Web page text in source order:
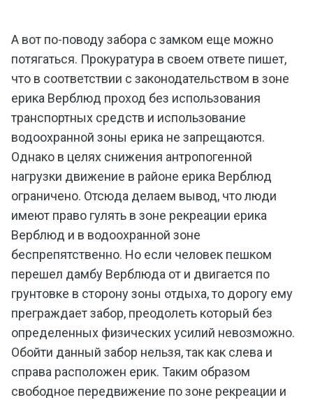
А вот по-поводу забора с замком еще можно
потягаться. Прокуратура в своем ответе пишет,
что в соответствии с законодательством в зоне
ерика Верблюд проход без использования
транспортных средств и использование
водоохранной зоны ерика не запрещаются.
Однако в целях снижения антропогенной
нагрузки движение в районе ерика Верблюд
ограничено. Отсюда делаем вывод, что люди
имеют право гулять в зоне рекреации ерика
Верблюд и в водоохранной зоне
беспрепятственно. Но если человек пешком
перешел дамбу Верблюда от и двигается по
грунтовке в сторону зоны отдыха, то дорогу ему
преграждает забор, преодолеть который без
определенных физических усилий невозможно.
Обойти данный забор нельзя, так как слева и
справа расположен ерик. Таким образом
свободное передвижение по зоне рекреации и